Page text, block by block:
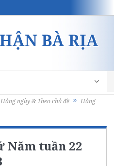
Hằng ngày & Theo chủ đề
Hằng
Năm tuần 22